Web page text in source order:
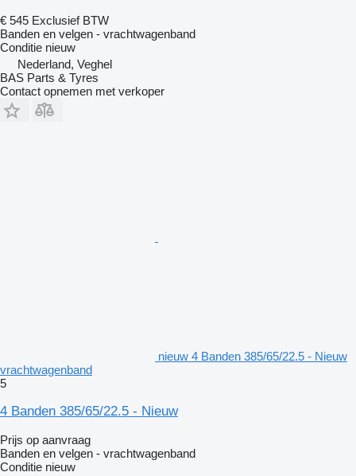
€ 545 Exclusief BTW
Banden en velgen - vrachtwagenband
Conditie nieuw
Nederland, Veghel
BAS Parts & Tyres
Contact opnemen met verkoper
nieuw 4 Banden 385/65/22.5 - Nieuw
vrachtwagenband
5
4 Banden 385/65/22.5 - Nieuw
Prijs op aanvraag
Banden en velgen - vrachtwagenband
Conditie nieuw